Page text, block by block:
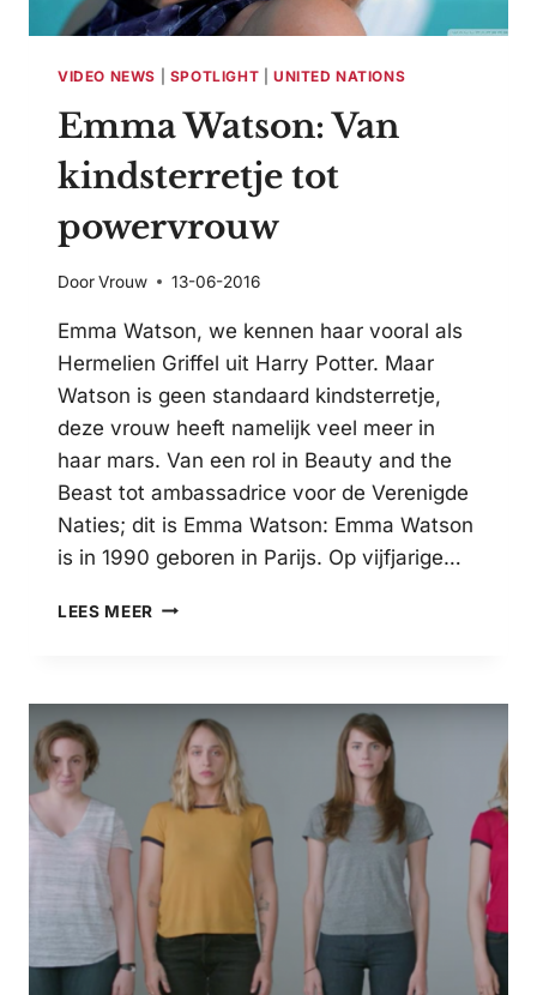
VIDEO NEWS SPOTLIGHT UNITED NATIONS
Emma Watson: Van
kindsterretje tot
powervrouw
DoorVrouw 13-06-2016
Emma Watson, we kennen haar vooral als
Hermelien Griffel uit Harry Potter. Maar
Watson is geen standaard kindsterretje,
deze vrouw heeft namelijk veel meer in
haar mars. Van een rol in Beauty and the
Beast tot ambassadrice voor de Verenigde
Naties; dit is Emma Watson: Emma Watson
is in 1990 geboren in Parijs. Op vijfjarige…
LEES MEER EMMA
TOT
POWERVROUW